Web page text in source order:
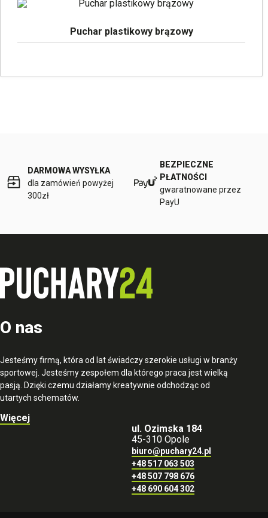
Puchar plastikowy brązowy
DARMOWA WYSYŁKA
dla zamówień powyżej
300zł
BEZPIECZNE
PŁATNOŚCI
gwaratnowane przez
PayU
O nas
Jesteśmy firmą, która od lat świadczy szerokie usługi w branży
sportowej. Jesteśmy zespołem dla którego praca jest wielką
pasją. Dzięki czemu działamy kreatywnie odchodząc od
utartych schematów.
Więcej
ul. Ozimska 184
45-310 Opole
biuro@puchary24.pl
+48 517 063 503
+48 507 798 676
+48 690 604 302